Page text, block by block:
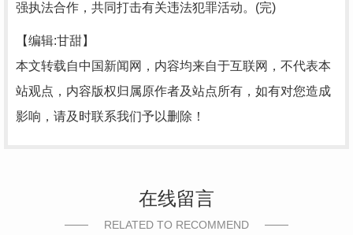
强执法合作，共同打击有关违法犯罪活动。(完)
【编辑:甘甜】
本文转载自中国新闻网，内容均来自于互联网，不代表本
站观点，内容版权归属原作者及站点所有，如有对您造成
影响，请及时联系我们予以删除！
在线留言
RELATED TO RECOMMEND